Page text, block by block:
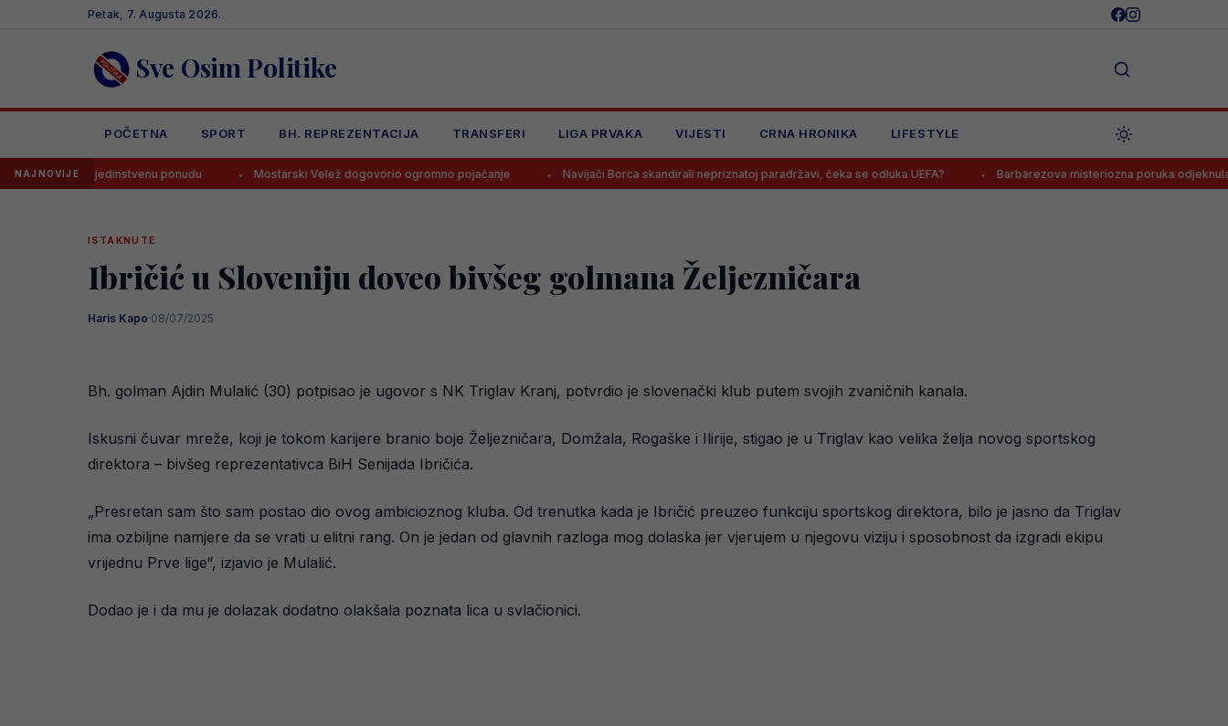
Petak, 7. Augusta 2026.
Sve Osim Politike
POČETNA SPORT BH. REPREZENTACIJA TRANSFERI LIGA PRVAKA VIJESTI CRNA HRONIKA LIFESTYLE
NAJNOVIJE
jedinstvenu ponudu Mostarski Velež dogovorio ogromno pojačanje Navijači Borca skandirali nepriznatoj paradržavi, čeka se odluka UEFA? Barbarezova misteriozna poruka odjeknula Bosnom i
ISTAKNUTE
Ibričić u Sloveniju doveo bivšeg golmana Željezničara
Haris Kapo·08/07/2025
Bh. golman Ajdin Mulalić (30) potpisao je ugovor s NK Triglav Kranj, potvrdio je slovenački klub putem svojih zvaničnih kanala.
Iskusni čuvar mreže, koji je tokom karijere branio boje Željezničara, Domžala, Rogaške i Ilirije, stigao je u Triglav kao velika želja novog sportskog
direktora – bivšeg reprezentativca BiH Senijada Ibričića.
„Presretan sam što sam postao dio ovog ambicioznog kluba. Od trenutka kada je Ibričić preuzeo funkciju sportskog direktora, bilo je jasno da Triglav
ima ozbiljne namjere da se vrati u elitni rang. On je jedan od glavnih razloga mog dolaska jer vjerujem u njegovu viziju i sposobnost da izgradi ekipu
vrijednu Prve lige“, izjavio je Mulalić.
Dodao je i da mu je dolazak dodatno olakšala poznata lica u svlačionici.